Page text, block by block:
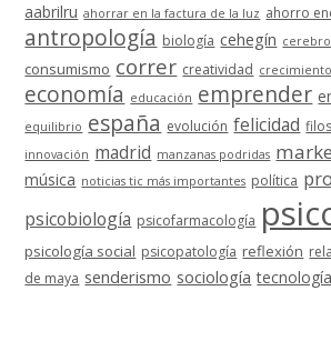
aabrilru ahorrar en la factura de la luz ahorro
antropología biología cehegín cerebro
consumismo correr creatividad
economía educación emprender
equilibrio españa evolución felicidad
innovación madrid manzanas podridas
música noticias tic más importantes política
psicobiología psicofarmacología
psicología social psicopatología reflexión
de maya senderismo sociología tecnología